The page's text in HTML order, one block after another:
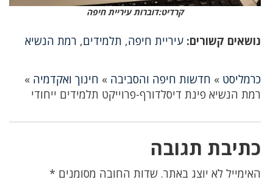
קרדיט:דוברות עיריית חיפה
נושאים קשורים: עיריית חיפה, תלמידים, רמת הנשיא
כרמליסט » חדשות חיפה והסביבה » חינוך ואקדמיה »
רמת הנשיא פינת דיסלדורף-פרוייקט תלמידים ייחודי
כתיבת תגובה
האימייל לא יוצג באתר. שדות החובה מסומנים *